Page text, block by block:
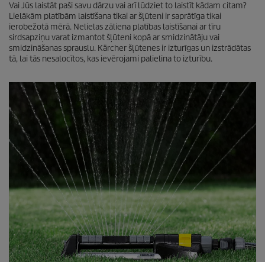
Vai Jūs laistāt paši savu dārzu vai arī lūdziet to laistīt kādam citam?
Lielākām platībām laistīšana tikai ar šļūteni ir saprātīga tikai
ierobežotā mērā. Nelielas zāliena platības laistīšanai ar tīru
sirdsapziņu varat izmantot šļūteni kopā ar smidzinātāju vai
smidzināšanas sprauslu. Kärcher šļūtenes ir izturīgas un izstrādātas
tā, lai tās nesalocītos, kas ievērojami palielina to izturību.